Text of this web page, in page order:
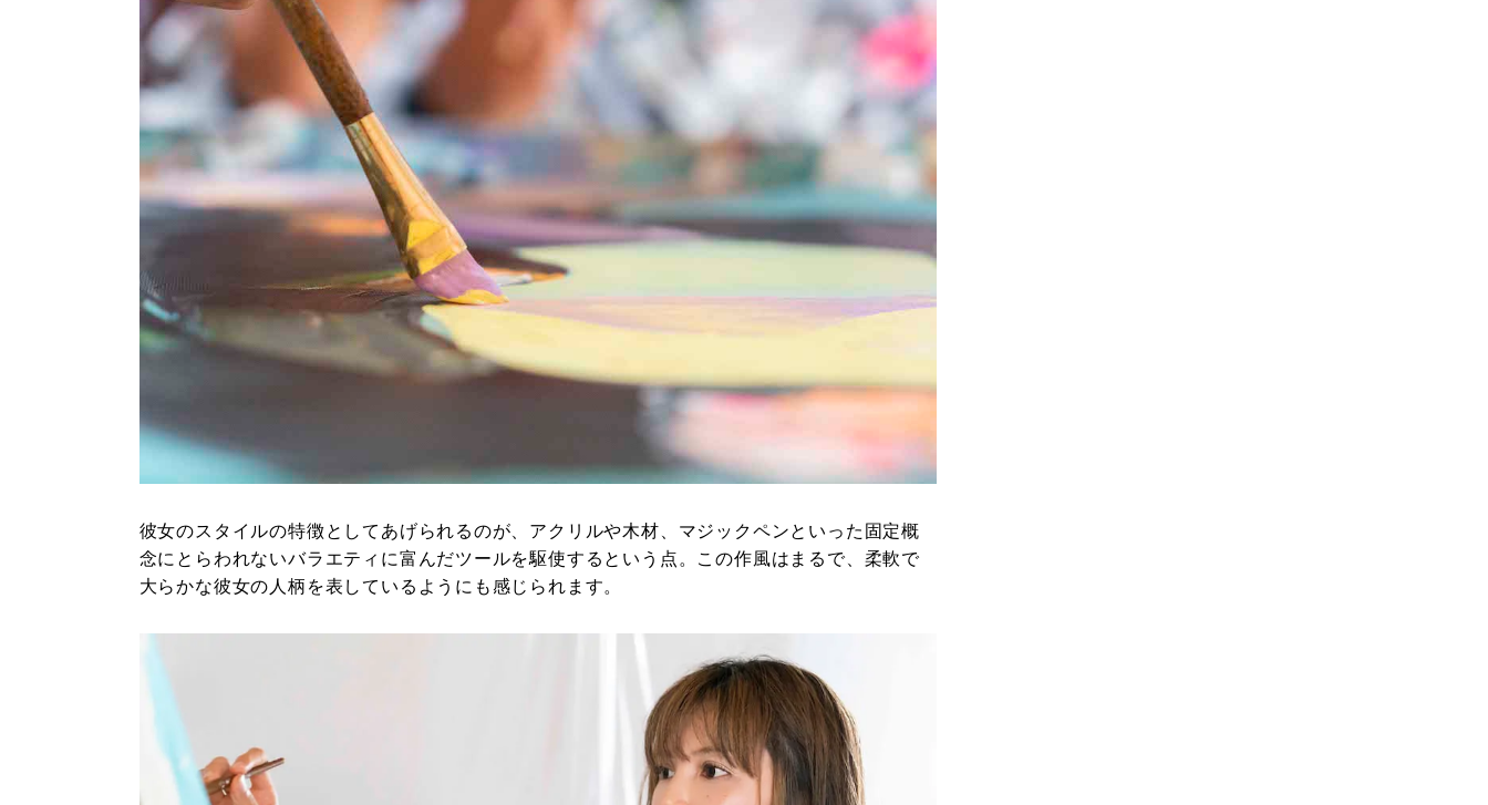
彼女のスタイルの特徴としてあげられるのが、アクリルや木材、マジックペンといった固定概
念にとらわれないバラエティに富んだツールを駆使するという点。この作風はまるで、柔軟で
大らかな彼女の人柄を表しているようにも感じられます。